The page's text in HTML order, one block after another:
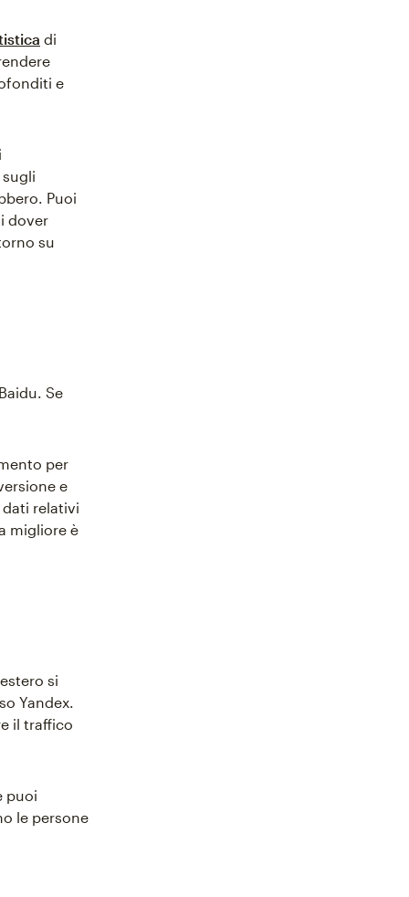
di
e
Puoi
dover
su
Se
per
e
relativi
migliore è
si
Yandex.
il traffico
puoi
le persone